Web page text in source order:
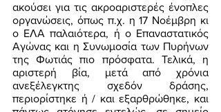
ακούσει για τις ακροαριστερές ένοπλες
οργανώσεις, όπως π.χ. η 17 Νοέμβρη κι
ο ΕΛΑ παλαιότερα, ή ο Επαναστατικός
Αγώνας και η Συνωμοσία των Πυρήνων
της Φωτιάς πιο πρόσφατα. Τελικά, η
αριστερή βία, μετά από χρόνια
ανεξέλεγκτης σχεδόν δράσης,
περιορίστηκε ή / και εξαρθρώθηκε, και